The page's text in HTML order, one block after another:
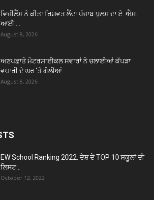
ਵਿਜੀਲੈਂਸ ਨੇ ਕੀਤਾ ਰਿਸ਼ਵਤ ਲੈਂਦਾ ਪੰਜਾਬ ਪੁਲਸ ਦਾ ਏ. ਐਸ.
ਆਈ....
August 8, 2026
ਅਣਪਛਾਤੇ ਮੋਟਰਸਾਈਕਲ ਸਵਾਰਾਂ ਨੇ ਚਲਾਈਆਂ ਕੱਪੜਾ
ਵਪਾਰੀ ਦੇ ਘਰ ‘ਤੇ ਗੋਲੀਆਂ
August 8, 2026
EW School Ranking 2022: ਦੇਸ਼ ਦੇ TOP 10 ਸਕੂਲਾਂ ਦੀ
ਲਿਸਟ...
October 12, 2022